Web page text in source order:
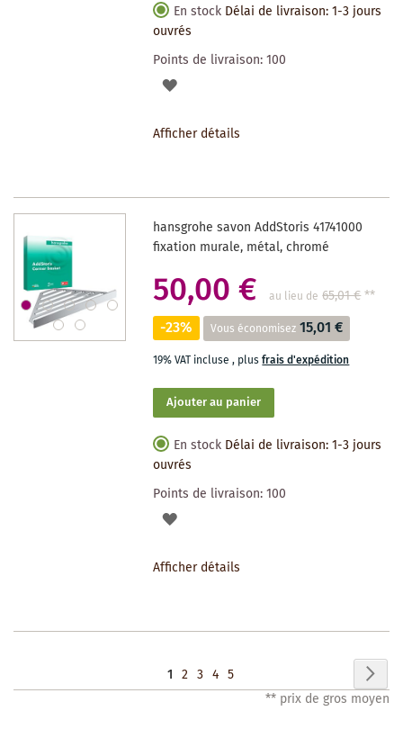
En stock Délai de livraison: 1-3 jours
ouvrés
Points de livraison:100
AJOUTER
SOUHAITS
Afficher détails
hansgrohe savon AddStoris 41741000
fixation murale, métal, chromé
50,00 € au lieu de 65,01 €**
-23% Vous économisez 15,01 €
19% VAT incluse, plusfrais d'expédition
Ajouter au panier
En stock Délai de livraison: 1-3 jours
ouvrés
Points de livraison:100
AJOUTER
SOUHAITS
Afficher détails
Page
Vous
1 Page
2 Page
3 Page
4 Page
5
** prix de gros moyen